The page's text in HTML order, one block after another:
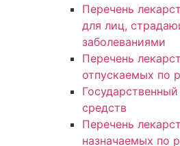
Перечень
для лиц,
заболеваниями
Перечень
отпускаемых по
средств
Перечень
назначаемых по